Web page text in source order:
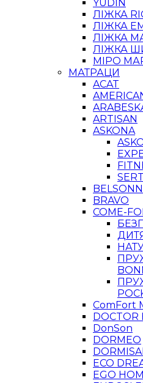
YUDIN
ЛІЖКА
ЛІЖКА
ЛІЖКА
ЛІЖКА
МІРО
МАТРАЦИ
ACAT
ARTISAN
ASKONA
BRAVO
COME-
ComFort
DOCTOR
DonSon
DORMEO
ECO
EGO